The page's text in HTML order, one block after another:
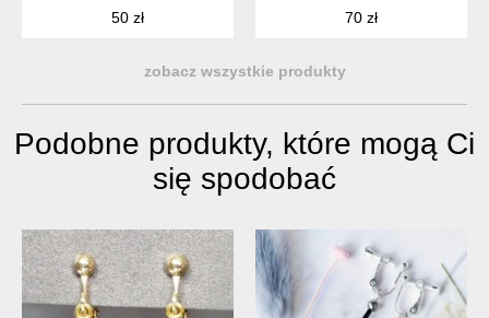
50 zł
70 zł
zobacz wszystkie produkty
Podobne produkty, które mogą Ci
się spodobać